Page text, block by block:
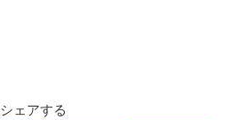
シェアする